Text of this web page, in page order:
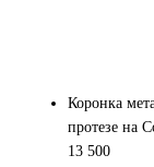
Коронка
протезе на
13 500